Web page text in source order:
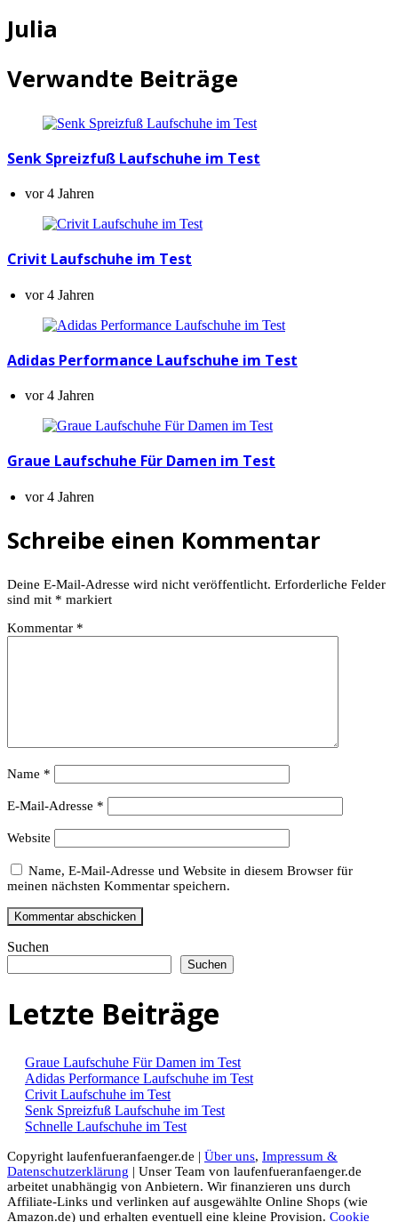
Julia
Verwandte Beiträge
Senk Spreizfuß Laufschuhe im Test
vor 4 Jahren
Crivit Laufschuhe im Test
vor 4 Jahren
Adidas Performance Laufschuhe im Test
vor 4 Jahren
Graue Laufschuhe Für Damen im Test
vor 4 Jahren
Schreibe einen Kommentar
Deine E-Mail-Adresse wird nicht veröffentlicht. Erforderliche Felder
sind mit * markiert
Kommentar *
Name *
E-Mail-Adresse *
Website
Name, E-Mail-Adresse und Website in diesem Browser für
meinen nächsten Kommentar speichern.
Suchen
Suchen
Letzte Beiträge
Graue Laufschuhe Für Damen im Test
Adidas Performance Laufschuhe im Test
Crivit Laufschuhe im Test
Senk Spreizfuß Laufschuhe im Test
Schnelle Laufschuhe im Test
Copyright laufenfueranfaenger.de | Über uns, Impressum &
Datenschutzerklärung | Unser Team von laufenfueranfaenger.de
arbeitet unabhängig von Anbietern. Wir finanzieren uns durch
Affiliate-Links und verlinken auf ausgewählte Online Shops (wie
Amazon.de) und erhalten eventuell eine kleine Provision. Cookie